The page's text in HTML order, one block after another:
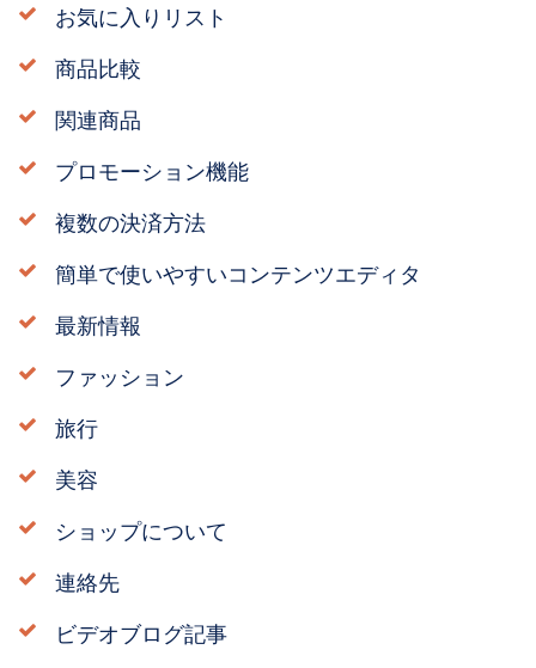
お気に入りリスト
商品比較
関連商品
プロモーション機能
複数の決済方法
簡単で使いやすいコンテンツエディタ
最新情報
ファッション
旅行
美容
ショップについて
連絡先
ビデオブログ記事